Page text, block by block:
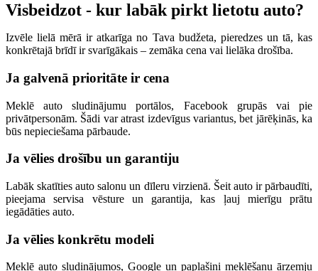
Visbeidzot - kur labāk pirkt lietotu auto?
Izvēle lielā mērā ir atkarīga no Tava budžeta, pieredzes un tā, kas
konkrētajā brīdī ir svarīgākais – zemāka cena vai lielāka drošība.
Ja galvenā prioritāte ir cena
Meklē auto sludinājumu portālos, Facebook grupās vai pie
privātpersonām. Šādi var atrast izdevīgus variantus, bet jārēķinās, ka
būs nepieciešama pārbaude.
Ja vēlies drošību un garantiju
Labāk skatīties auto salonu un dīleru virzienā. Šeit auto ir pārbaudīti,
pieejama servisa vēsture un garantija, kas ļauj mierīgu prātu
iegādāties auto.
Ja vēlies konkrētu modeli
Meklē auto sludinājumos, Google un paplašini meklēšanu ārzemju